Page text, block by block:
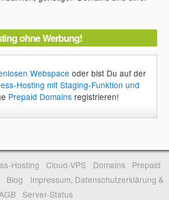
ohne Werbung!
Webspace oder bist Du auf der
Hosting mit Staging-Funktion und
Prepaid Domains registrieren!
Hosting Cloud-VPS Domains
Prepaid
Blog
Impressum, Datenschutzerklärung &
Server-Status